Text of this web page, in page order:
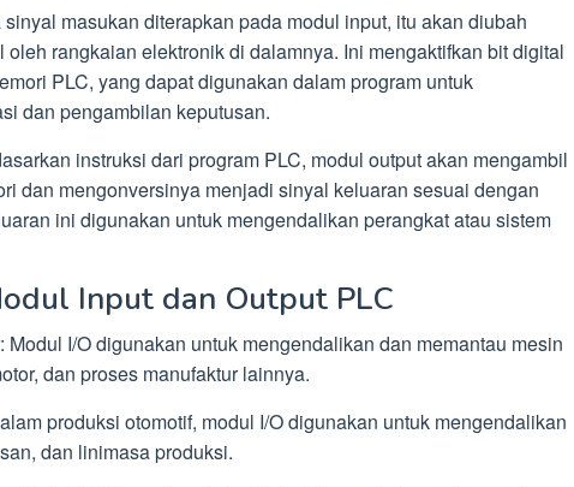
masukan diterapkan pada modul input, itu akan diubah
oleh rangkaian elektronik di dalamnya. Ini mengaktifkan bit digital
PLC, yang dapat digunakan dalam program untuk
dan pengambilan keputusan.
instruksi dari program PLC, modul output akan mengambil
dan mengonversinya menjadi sinyal keluaran sesuai dengan
ini digunakan untuk mengendalikan perangkat atau sistem
Input dan Output PLC
Modul I/O digunakan untuk mengendalikan dan memantau mesin
dan proses manufaktur lainnya.
produksi otomotif, modul I/O digunakan untuk mengendalikan
dan linimasa produksi.